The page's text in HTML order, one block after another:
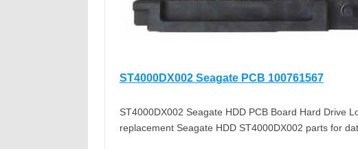
ST4000DX002 Seagate PCB 100761567
ST4000DX002 Seagate HDD PCB Board Hard Drive
replacement Seagate HDD ST4000DX002 parts for